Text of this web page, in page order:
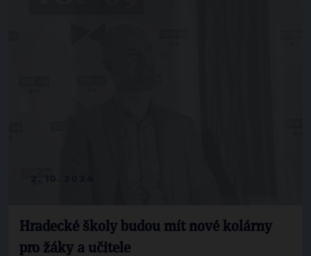
Hradecké školy budou mít nové kolárny
pro žáky a učitele